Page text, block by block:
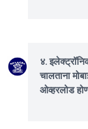
४.
चालताना
ओव्हरलोड